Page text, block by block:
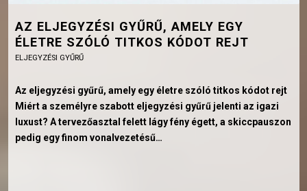
AZ ELJEGYZÉSI GYŰRŰ, AMELY EGY
ÉLETRE SZÓLÓ TITKOS KÓDOT REJT
ELJEGYZÉSI GYŰRŰ
Az eljegyzési gyűrű, amely egy életre szóló titkos kódot rejt
Miért a személyre szabott eljegyzési gyűrű jelenti az igazi
luxust? A tervezőasztal felett lágy fény égett, a skiccpauszon
pedig egy finom vonalvezetésű…